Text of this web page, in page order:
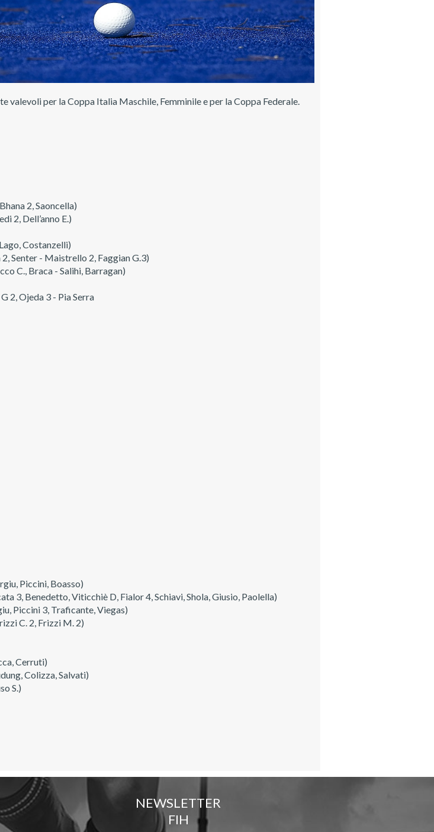
per la Coppa Italia Maschile, Femminile e per la Coppa Federale.
2, Saoncella)
2, Dell’anno E.)
Costanzelli)
Senter - Maistrello 2, Faggian G.3)
C., Braca - Salihi, Barragan)
2, Ojeda 3 - Pia Serra
Piccini, Boasso)
3, Benedetto, Viticchiè D, Fialor 4, Schiavi, Shola, Giusio, Paolella)
Piccini 3, Traficante, Viegas)
C. 2, Frizzi M. 2)
Cerruti)
Colizza, Salvati)
S.)
NEWSLETTER
FIH